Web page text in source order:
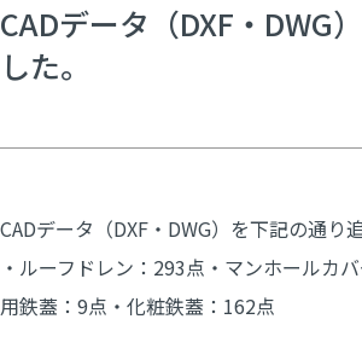
CADデータ（DXF・DWG
した。
CADデータ（DXF・DWG）を下記の通り
・ルーフドレン：293点・マンホールカ
用鉄蓋：9点・化粧鉄蓋：162点